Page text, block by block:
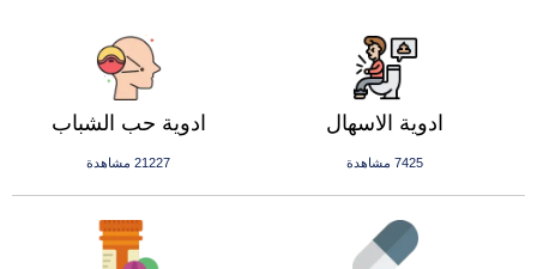
ادوية حب الشباب
21227 مشاهدة
ادوية الاسهال
7425 مشاهدة